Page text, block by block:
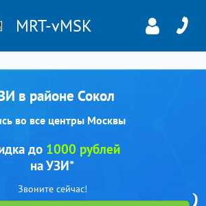
MRT-vMSK
в районе Сокол
во все центры Москвы
до 1000 рублей
на УЗИ*
Звоните сейчас!